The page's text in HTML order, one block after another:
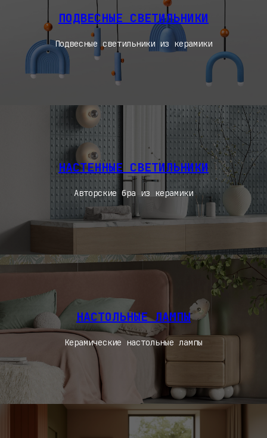
ПОДВЕСНЫЕ СВЕТИЛЬНИКИ
Подвесные светильники из керамики
НАСТЕННЫЕ СВЕТИЛЬНИКИ
Авторские бра из керамики
НАСТОЛЬНЫЕ ЛАМПЫ
Керамические настольные лампы